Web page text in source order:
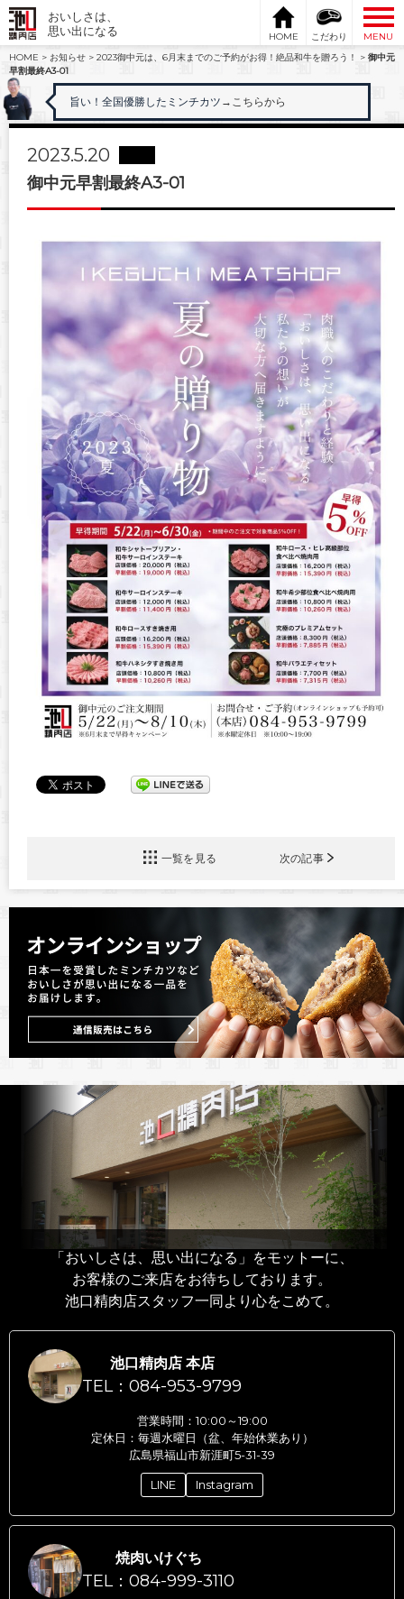
おいしさは、
思い出になる
HOME こだわり
MENU
HOME > お知らせ > 2023御中元は、6月末までのご予約がお得！絶品和牛を贈ろう！ > 御中元
早割最終A3-01
旨い！全国優勝したミンチカツ →こちらから
2023.5.20
御中元早割最終A3-01
一覧を見る 次の記事
「おいしさは、思い出になる」をモットーに、
お客様のご来店をお待ちしております。
池口精肉店スタッフ一同より心をこめて。
池口精肉店 本店
TEL：084-953-9799
営業時間：10:00～19:00
定休日：毎週水曜日（盆、年始休業あり）
広島県福山市新涯町5-31-39
LINE Instagram
焼肉いけぐち
TEL：084-999-3110